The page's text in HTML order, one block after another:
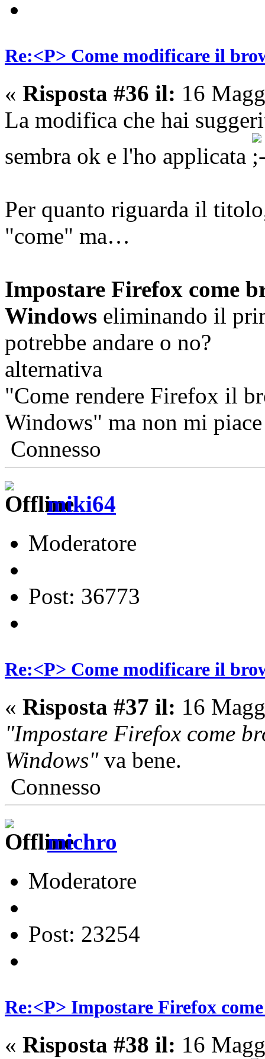
Re:<P> Come modificare il
« Risposta #36 il: 16
La modifica che hai
sembra ok e l'ho applicata
Per quanto riguarda il
"come" ma…
Impostare Firefox come
Windows eliminando il
potrebbe andare o no?
alternativa
"Come rendere Firefox il
Windows" ma non mi
Connesso
miki64
Moderatore
Post: 36773
Re:<P> Come modificare il
« Risposta #37 il: 16
"Impostare Firefox come
Windows"va bene.
Connesso
michro
Moderatore
Post: 23254
Re:<P> Impostare Firefox
« Risposta #38 il: 16